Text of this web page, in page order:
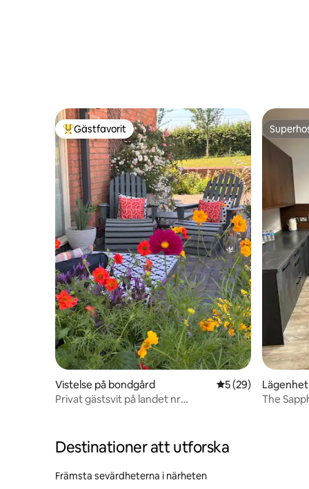
Populär gästfavorit
Gästfavorit
Vistelse på bondgård 5 av 5 i
5 (29)
Privat gästsvit på landet nr
Lägenhet
The
Destinationer att utforska
Främsta sevärdheterna i närheten